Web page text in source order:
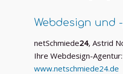
Webdesign und
netSchmiede24, Astrid
Ihre Webdesign-
www.netschmiede24.de